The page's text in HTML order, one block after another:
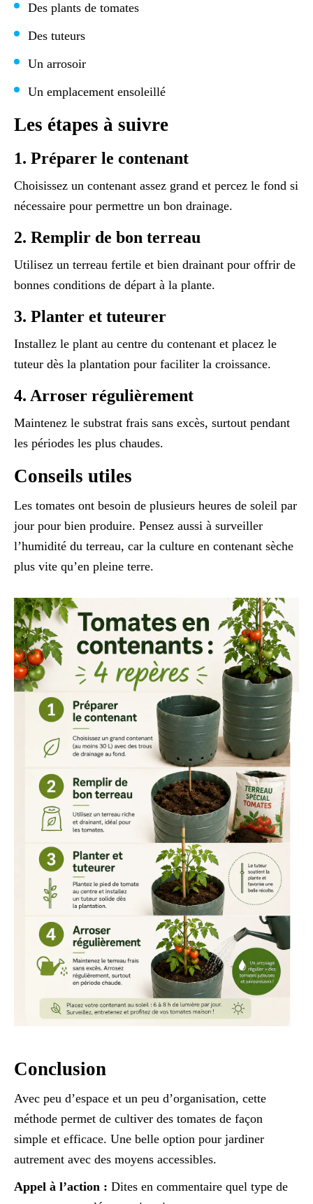
Des plants de tomates
Des tuteurs
Un arrosoir
Un emplacement ensoleillé
Les étapes à suivre
1. Préparer le contenant
Choisissez un contenant assez grand et percez le fond si
nécessaire pour permettre un bon drainage.
2. Remplir de bon terreau
Utilisez un terreau fertile et bien drainant pour offrir de
bonnes conditions de départ à la plante.
3. Planter et tuteurer
Installez le plant au centre du contenant et placez le
tuteur dès la plantation pour faciliter la croissance.
4. Arroser régulièrement
Maintenez le substrat frais sans excès, surtout pendant
les périodes les plus chaudes.
Conseils utiles
Les tomates ont besoin de plusieurs heures de soleil par
jour pour bien produire. Pensez aussi à surveiller
l’humidité du terreau, car la culture en contenant sèche
plus vite qu’en pleine terre.
Conclusion
Avec peu d’espace et un peu d’organisation, cette
méthode permet de cultiver des tomates de façon
simple et efficace. Une belle option pour jardiner
autrement avec des moyens accessibles.
Appel à l’action : Dites en commentaire quel type de